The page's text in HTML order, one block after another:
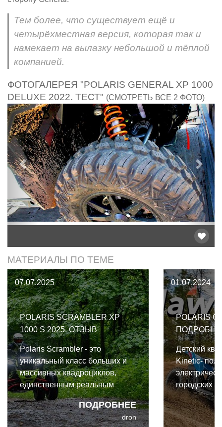
Тем более, что существует ещё и
четырёхместная версия, которая так и
намекает на вылазку небольшой и тёплой
компанией.
ФОТОГАЛЕРЕЯ "POLARIS GENERAL XP 1000
DELUXE 2022. ТЕСТ" (СМОТРЕТЬ ВСЕ 2 ФОТО)
Предыдущий
МАТЕРИАЛЫ ПО ТЕМЕ
07.07.2025
POLARIS SCRAMBLER XP
1000 S 2025. ОТЗЫВ
ПОДРОБНЕЕ
Polaris Scrambler - это
уникальный класс больших и
массивных квадроциклов,
единственным реальным
конкурентом которым можно
назвать Can-Am Renegade X.
dron
01.07.2024
POLARIS
Детский
Kinetic-
городских
По крайней
марка,